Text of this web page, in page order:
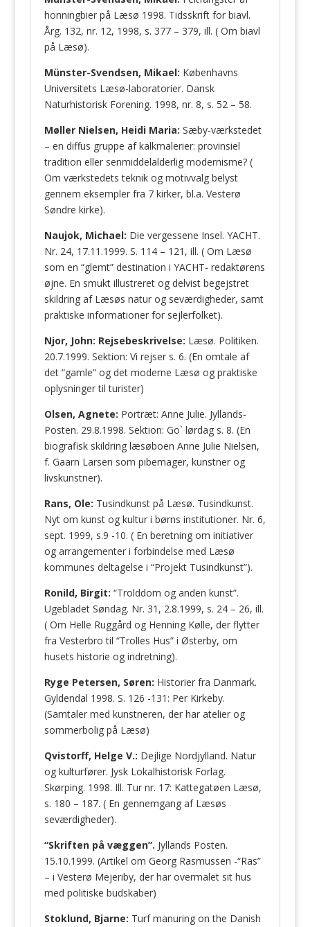
honningbier på Læsø 1998. Tidsskrift for biavl.
Årg. 132, nr. 12, 1998, s. 377 – 379, ill. ( Om biavl
på Læsø).
Münster-Svendsen, Mikael: Københavns
Universitets Læsø-laboratorier. Dansk
Naturhistorisk Forening. 1998, nr. 8, s. 52 – 58.
Møller Nielsen, Heidi Maria: Sæby-værkstedet
– en diffus gruppe af kalkmalerier: provinsiel
tradition eller senmiddelalderlig modernisme? (
Om værkstedets teknik og motivvalg belyst
gennem eksempler fra 7 kirker, bl.a. Vesterø
Søndre kirke).
Naujok, Michael: Die vergessene Insel. YACHT.
Nr. 24, 17.11.1999. S. 114 – 121, ill. ( Om Læsø
som en “glemt” destination i YACHT- redaktørens
øjne. En smukt illustreret og delvist begejstret
skildring af Læsøs natur og seværdigheder, samt
praktiske informationer for sejlerfolket).
Njor, John: Rejsebeskrivelse: Læsø. Politiken.
20.7.1999. Sektion: Vi rejser s. 6. (En omtale af
det “gamle” og det moderne Læsø og praktiske
oplysninger til turister)
Olsen, Agnete: Portræt: Anne Julie. Jyllands-
Posten. 29.8.1998. Sektion: Go` lørdag s. 8. (En
biografisk skildring læsøboen Anne Julie Nielsen,
f. Gaarn Larsen som pibemager, kunstner og
livskunstner).
Rans, Ole: Tusindkunst på Læsø. Tusindkunst.
Nyt om kunst og kultur i børns institutioner. Nr. 6,
sept. 1999, s.9 -10. ( En beretning om initiativer
og arrangementer i forbindelse med Læsø
kommunes deltagelse i “Projekt Tusindkunst”).
Ronild, Birgit: “Trolddom og anden kunst”.
Ugebladet Søndag. Nr. 31, 2.8.1999, s. 24 – 26, ill.
( Om Helle Ruggård og Henning Kølle, der flytter
fra Vesterbro til “Trolles Hus” i Østerby, om
husets historie og indretning).
Ryge Petersen, Søren: Historier fra Danmark.
Gyldendal 1998. S. 126 -131: Per Kirkeby.
(Samtaler med kunstneren, der har atelier og
sommerbolig på Læsø)
Qvistorff, Helge V.: Dejlige Nordjylland. Natur
og kulturfører. Jysk Lokalhistorisk Forlag.
Skørping. 1998. Ill. Tur nr. 17: Kattegatøen Læsø,
s. 180 – 187. ( En gennemgang af Læsøs
seværdigheder).
“Skriften på væggen”. Jyllands Posten.
15.10.1999. (Artikel om Georg Rasmussen -“Ras”
– i Vesterø Mejeriby, der har overmalet sit hus
med politiske budskaber)
Stoklund, Bjarne: Turf manuring on the Danish